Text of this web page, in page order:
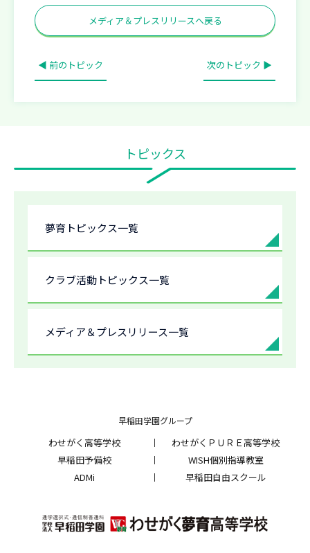
メディア＆プレスリリースへ戻る
◀ 前のトピック 次のトピック ▶
トピックス
夢育トピックス一覧
クラブ活動トピックス一覧
メディア＆プレスリリース一覧
早稲田学園グループ
わせがく高等学校
わせがくＰＵＲＥ高等学校
早稲田予備校
WISH個別指導教室
ADMi
早稲田自由スクール